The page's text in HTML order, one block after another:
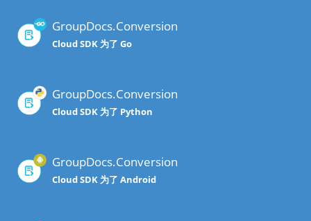
GroupDocs.Conversion
Cloud SDK 为了 Go
GroupDocs.Conversion
Cloud SDK 为了 Python
GroupDocs.Conversion
Cloud SDK 为了 Android